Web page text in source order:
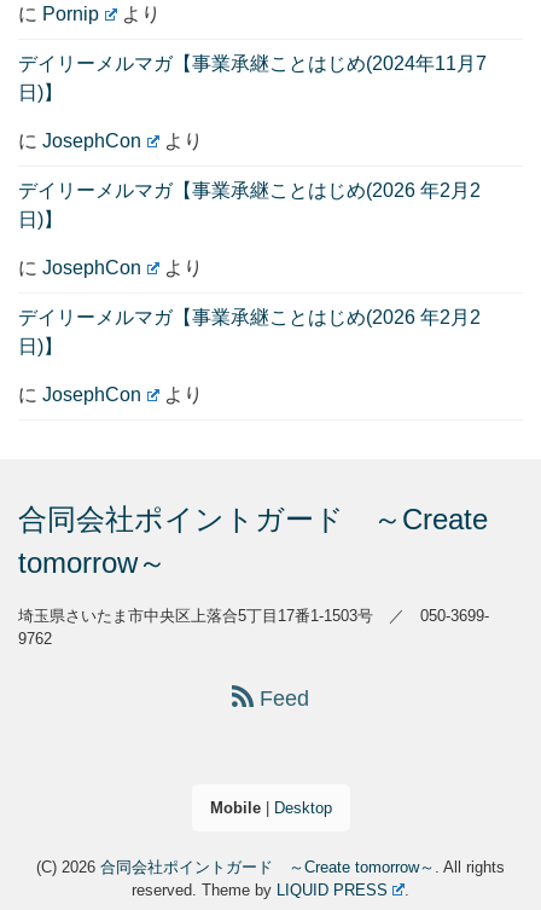
に Pornip より
デイリーメルマガ【事業承継ことはじめ(2024年11月7
日)】
に JosephCon より
デイリーメルマガ【事業承継ことはじめ(2026 年2月2
日)】
に JosephCon より
デイリーメルマガ【事業承継ことはじめ(2026 年2月2
日)】
に JosephCon より
合同会社ポイントガード ～Create
tomorrow～
埼玉県さいたま市中央区上落合5丁目17番1-1503号 ／ 050-3699-
9762
Feed
Mobile| Desktop
(C) 2026 合同会社ポイントガード ～Create tomorrow～ . All rights
reserved.Theme by LIQUID PRESS .